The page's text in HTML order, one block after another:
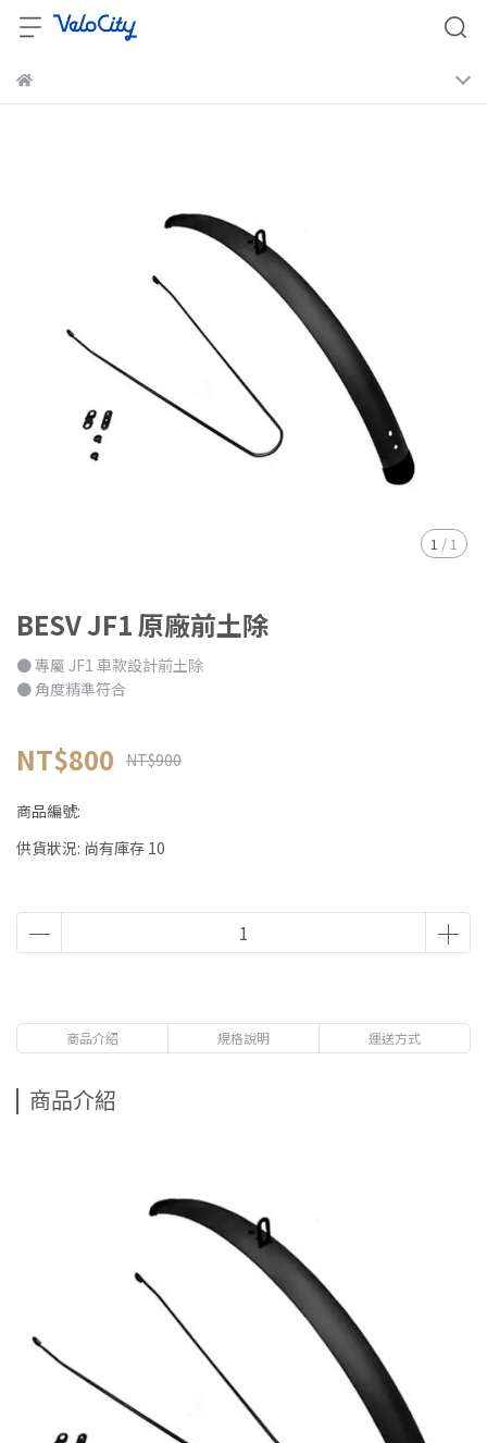
1 / 1
BESV JF1 原廠前土除
● 專屬 JF1 車款設計前土除
● 角度精準符合
NT$800 NT$900
商品編號:
供貨狀況: 尚有庫存 10
商品介紹 規格說明 運送方式
商品介紹